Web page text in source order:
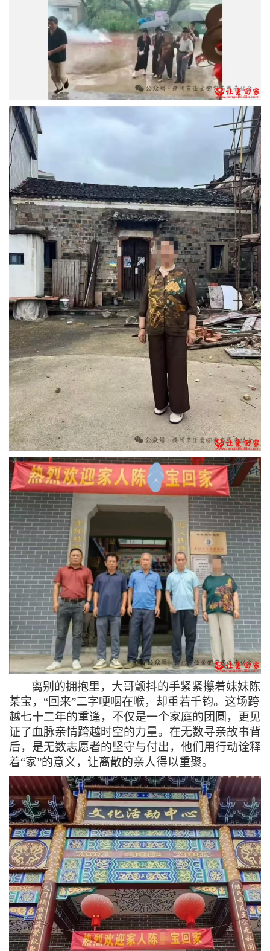
离别的拥抱里，大哥颤抖的手紧紧攥着妹妹陈
某宝， “回来”二字哽咽在喉，却重若千钧。这场跨
越七十二年的重逢，不仅是一个家庭的团圆，更见
证了血脉亲情跨越时空的力量。在无数寻亲故事背
后，是无数志愿者的坚守与付出，他们用行动诠释
着“家”的意义，让离散的亲人得以重聚。